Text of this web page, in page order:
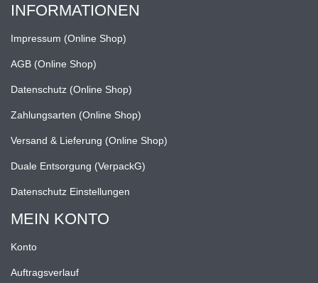
INFORMATIONEN
Impressum (Online Shop)
AGB (Online Shop)
Datenschutz (Online Shop)
Zahlungsarten (Online Shop)
Versand & Lieferung (Online Shop)
Duale Entsorgung (VerpackG)
Datenschutz Einstellungen
MEIN KONTO
Konto
Auftragsverlauf